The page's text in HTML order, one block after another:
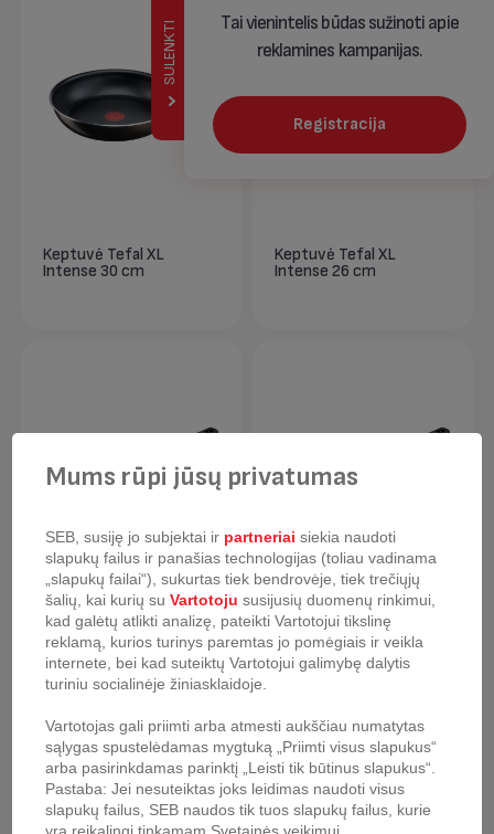
Keptuvė Tefal XL
Intense 30 cm
Keptuvė Tefal XL
Intense 26 cm
Keptuvė Tefal XL
Intense 20 cm
Keptuvė Tefal XL
Intense 24 cm
Tai vienintelis būdas sužinoti apie
reklamines kampanijas.
Registracija
SULENKTI
Mums rūpi jūsų privatumas
SEB, susiję jo subjektai ir partneriai siekia naudoti
slapukų failus ir panašias technologijas (toliau vadinama
„slapukų failai“), sukurtas tiek bendrovėje, tiek trečiųjų
šalių, kai kurių su Vartotoju susijusių duomenų rinkimui,
kad galėtų atlikti analizę, pateikti Vartotojui tikslinę
reklamą, kurios turinys paremtas jo pomėgiais ir veikla
internete, bei kad suteiktų Vartotojui galimybę dalytis
turiniu socialinėje žiniasklaidoje.
Vartotojas gali priimti arba atmesti aukščiau numatytas
sąlygas spustelėdamas mygtuką „Priimti visus slapukus“
arba pasirinkdamas parinktį „Leisti tik būtinus slapukus“.
Pastaba: Jei nesuteiktas joks leidimas naudoti visus
slapukų failus, SEB naudos tik tuos slapukų failus, kurie
yra reikalingi tinkamam Svetainės veikimui.